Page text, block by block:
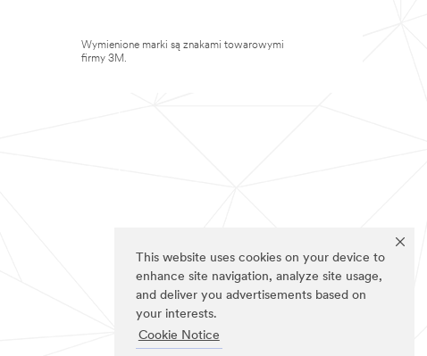
This website uses cookies on your device to
enhance site navigation, analyze site usage,
and deliver you advertisements based on
your interests.
Cookie Notice
Wymienione marki są znakami towarowymi
firmy 3M.